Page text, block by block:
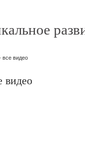
все видео
видео